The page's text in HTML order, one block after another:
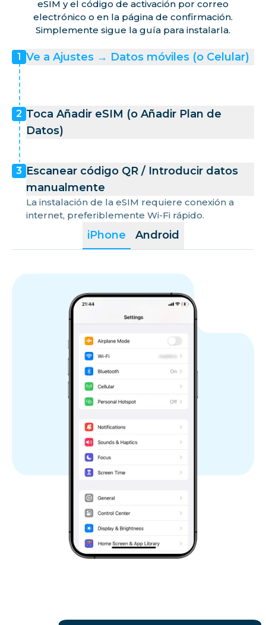
eSIM y el código de activación por correo
electrónico o en la página de confirmación.
Simplemente sigue la guía para instalarla.
iPhone Android
1 Ve a Ajustes → Datos móviles (o Celular)
2 Toca Añadir eSIM (o Añadir Plan de
Datos)
3 Escanear código QR / Introducir datos
manualmente
La instalación de la eSIM requiere conexión a
internet, preferiblemente Wi-Fi rápido.